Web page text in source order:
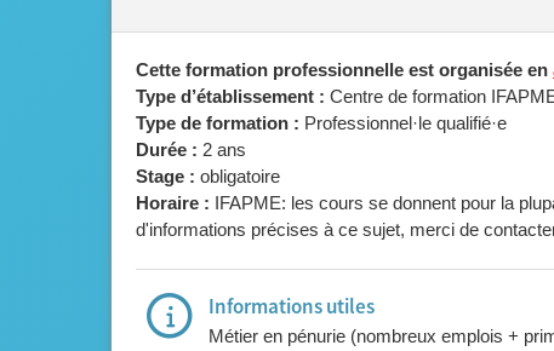
Cette formation professionnelle est organisée en
Type d’établissement : Centre de formation
Type de formation : Professionnel·le qualifié·e
Durée : 2 ans
Stage : obligatoire
Horaire : IFAPME: les cours se donnent pour la
d'informations précises à ce sujet, merci de
Informations utiles
Métier en pénurie (nombreux emplois +